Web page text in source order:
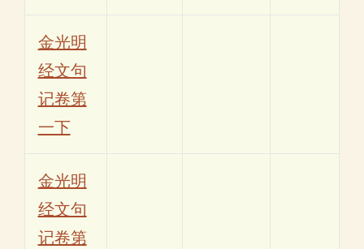
金光明
经文句
记卷第
一下
金光明
经文句
记卷第